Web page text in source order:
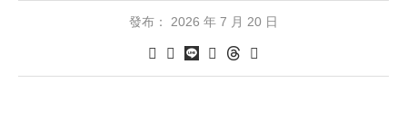
發布： 2026 年 7 月 20 日